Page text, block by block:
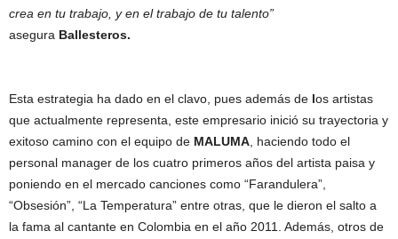
crea en tu trabajo, y en el trabajo de tu talento”
asegura Ballesteros.
Esta estrategia ha dado en el clavo, pues además de los artistas
que actualmente representa, este empresario inició su trayectoria y
exitoso camino con el equipo de MALUMA , haciendo todo el
personal manager de los cuatro primeros años del artista paisa y
poniendo en el mercado canciones como “Farandulera”,
“Obsesión”, “La Temperatura” entre otras, que le dieron el salto a
la fama al cantante en Colombia en el año 2011. Además, otros de